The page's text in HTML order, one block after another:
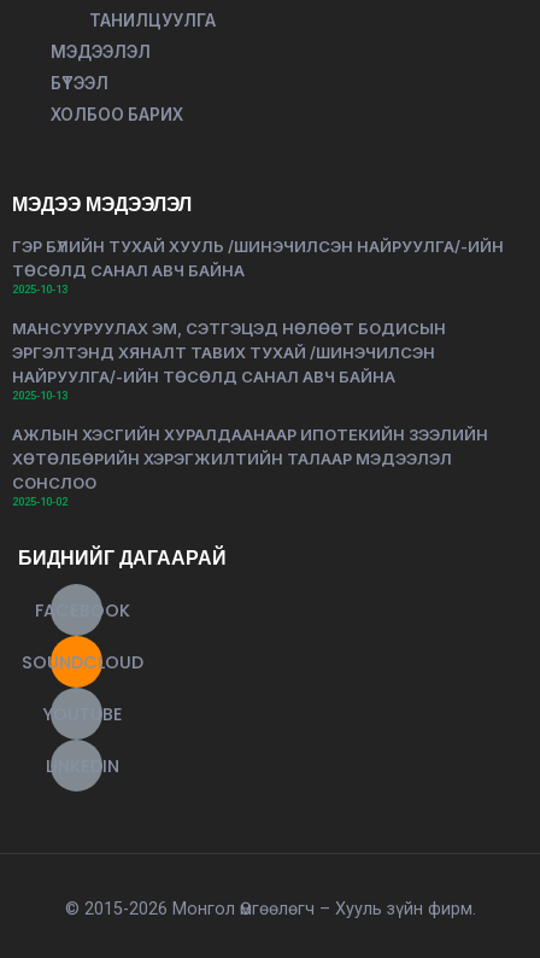
ТАНИЛЦУУЛГА
МЭДЭЭЛЭЛ
БҮТЭЭЛ
ХОЛБОО БАРИХ
МЭДЭЭ МЭДЭЭЛЭЛ
ГЭР БҮЛИЙН ТУХАЙ ХУУЛЬ /ШИНЭЧИЛСЭН НАЙРУУЛГА/-ИЙН
ТӨСӨЛД САНАЛ АВЧ БАЙНА
2025-10-13
МАНСУУРУУЛАХ ЭМ, СЭТГЭЦЭД НӨЛӨӨТ БОДИСЫН
ЭРГЭЛТЭНД ХЯНАЛТ ТАВИХ ТУХАЙ /ШИНЭЧИЛСЭН
НАЙРУУЛГА/-ИЙН ТӨСӨЛД САНАЛ АВЧ БАЙНА
2025-10-13
АЖЛЫН ХЭСГИЙН ХУРАЛДААНААР ИПОТЕКИЙН ЗЭЭЛИЙН
ХӨТӨЛБӨРИЙН ХЭРЭГЖИЛТИЙН ТАЛААР МЭДЭЭЛЭЛ
СОНСЛОО
2025-10-02
БИДНИЙГ ДАГААРАЙ
FACEBOOK
SOUNDCLOUD
YOUTUBE
LINKEDIN
© 2015-2026 Монгол Өмгөөлөгч – Хууль зүйн фирм.